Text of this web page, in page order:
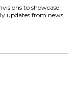
to showcase
updates from news,